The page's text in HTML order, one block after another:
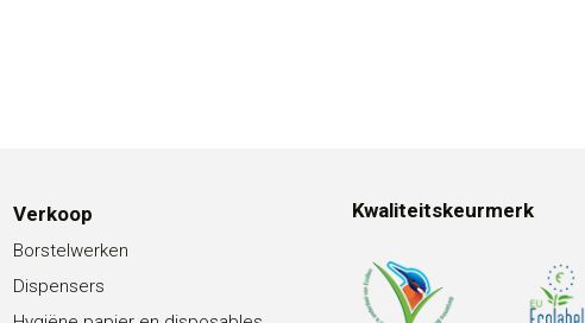
Verkoop
Borstelwerken
Dispensers
Kwaliteitskeurmerk